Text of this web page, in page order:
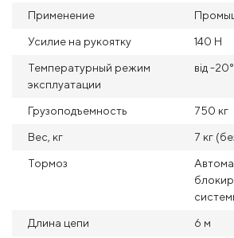
Применение
Усилие на рукоятку 140 Н
Температурный режим
эксплуатации
від -
Грузоподъемность 750 кг
Вес, кг 7 кг
Тормоз
Длина цепи 6 м